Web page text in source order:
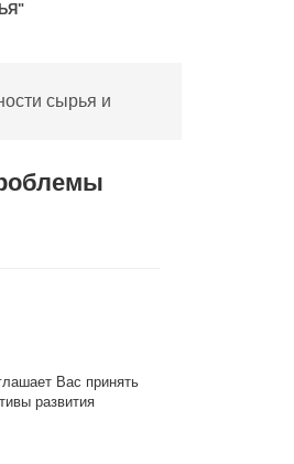
сырья и
Вас принять
развития